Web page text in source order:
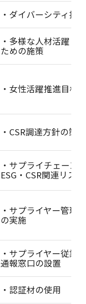
・ダイバーシティ推
・多様な人材活躍・
ための施策
・女性活躍推進目標
・CSR調達方針の策定
・サプライチェーン
ESG・CSR関連リスク
・サプライヤー管理
の実施
・サプライヤー従業
通報窓口の設置
・認証材の使用